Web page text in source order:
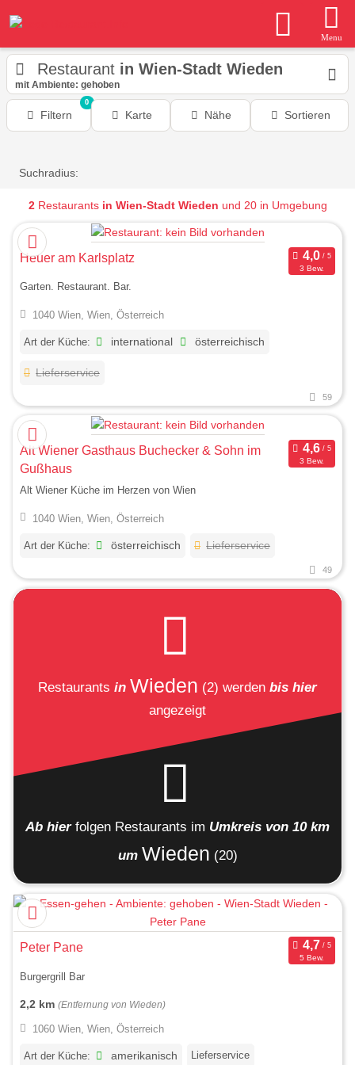
Menu
Restaurant in Wien-Stadt Wieden
mit Ambiente: gehoben
Filtern
0
Karte Nähe Sortieren
Suchradius:
2Restaurants in Wien-Stadt Wieden und 20 in Umgebung
Heuer am Karlsplatz
3 Bew.
Garten. Restaurant. Bar.
1040 Wien, Wien, Österreich
Art der Küche: international österreichisch
Lieferservice
59
Alt Wiener Gasthaus Buchecker & Sohn im
Gußhaus
3 Bew.
Alt Wiener Küche im Herzen von Wien
1040 Wien, Wien, Österreich
Art der Küche: österreichisch Lieferservice
49
Restaurants in Wieden (2) werden bis hier
angezeigt
Ab hier folgen Restaurants im Umkreis von 10 km
um Wieden (20)
Peter Pane
5 Bew.
Burgergrill Bar
2,2 km (Entfernung von Wieden)
1060 Wien, Wien, Österreich
Art der Küche: amerikanisch Lieferservice